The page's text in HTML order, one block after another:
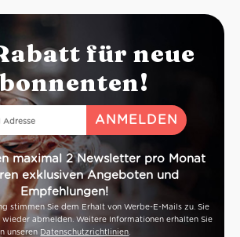
für neue
maximal 2 Newsletter pro Monat
exklusiven Angeboten und
Empfehlungen!
stimmen Sie dem Erhalt von Werbe-E-Mails zu. Sie
abmelden. Weitere Informationen erhalten Sie
unseren Datenschutzrichtlinien